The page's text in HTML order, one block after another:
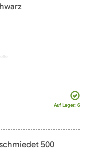
Auf Lager: 6
500